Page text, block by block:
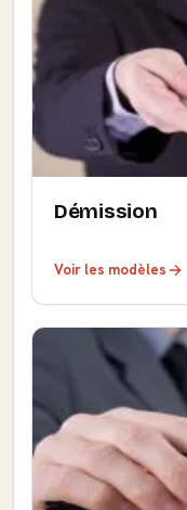
Démission
Voir les modèles